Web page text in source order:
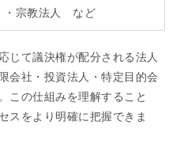
・宗教法人 など
じて議決権が配分される法人
会社・投資法人・特定目的会
この仕組みを理解すること
スをより明確に把握できま